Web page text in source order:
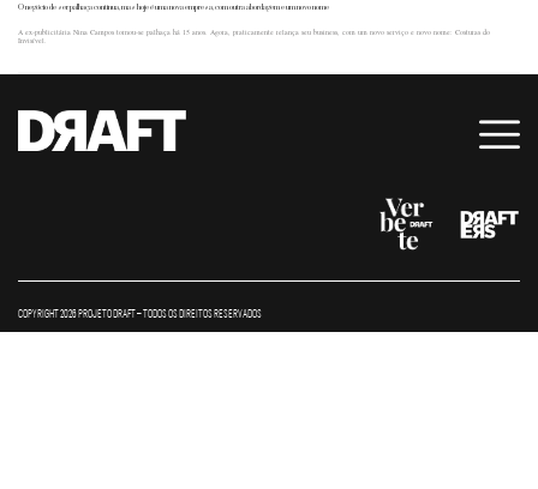
O negócio de ser palhaça continua, mas hoje é uma nova empresa, com outra abordagem e um novo nome
A ex-publicitária Nina Campos tornou-se palhaça há 15 anos. Agora, praticamente relança seu business, com um novo serviço e novo nome: Costuras do
Invisível.
COPYRIGHT 2026 PROJETO DRAFT – TODOS OS DIREITOS RESERVADOS